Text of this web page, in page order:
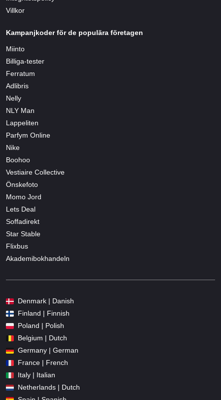
Villkor
Kampanjkoder för de populära företagen
Miinto
Billiga-tester
Ferratum
Adlibris
Nelly
NLY Man
Lappeliten
Parfym Online
Nike
Boohoo
Vestiaire Collective
Önskefoto
Momo Jord
Lets Deal
Soffadirekt
Star Stable
Flixbus
Akademibokhandeln
Denmark | Danish
Finland | Finnish
Poland | Polish
Belgium | Dutch
Germany | German
France | French
Italy | Italian
Netherlands | Dutch